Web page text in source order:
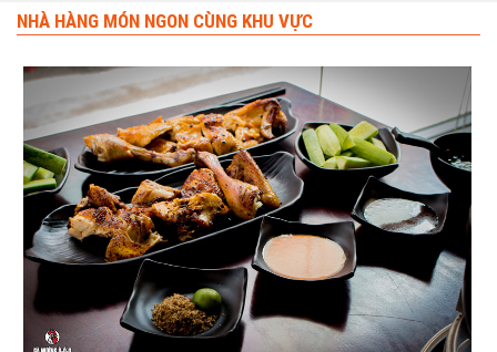
NHÀ HÀNG MÓN NGON CÙNG KHU VỰC